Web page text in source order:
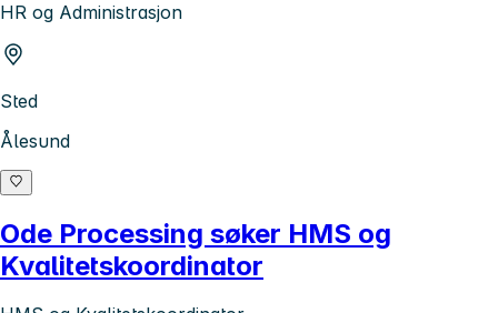
HR og Administrasjon
Sted
Ålesund
Ode Processing søker HMS og
Kvalitetskoordinator